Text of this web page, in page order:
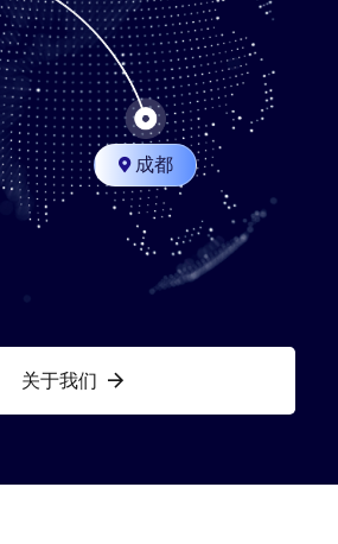
 成都
关于我们 